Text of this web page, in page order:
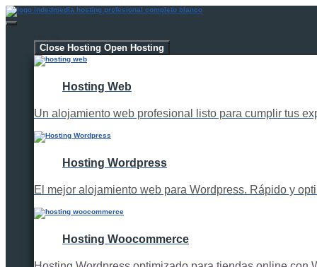
Close Hosting Open Hosting
Hosting Web
Un alojamiento web profesional listo para cumplir tus
Hosting Wordpress
El mejor alojamiento web para Wordpress. Rápido y
Hosting Woocommerce